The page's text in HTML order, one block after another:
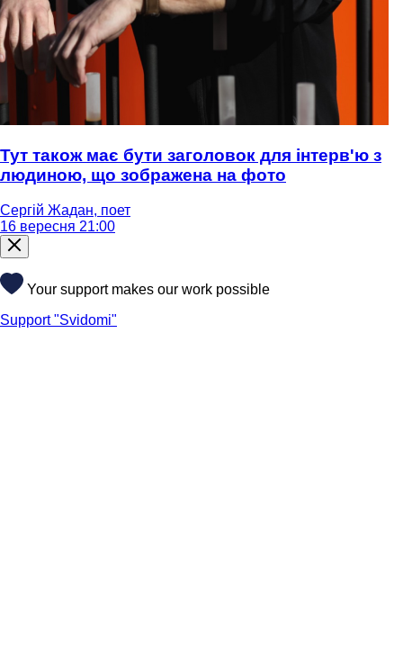
Тут також має бути заголовок для інтерв'ю з
людиною, що зображена на фото
Сергій Жадан, поет
16 вересня 21:00
Your support makes our work possible
Support "Svidomi"